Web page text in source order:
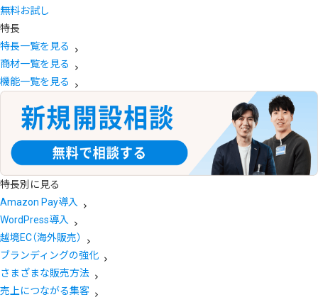
無料お試し
特長
特長一覧を見る
商材一覧を見る
機能一覧を見る
特長別に見る
Amazon Pay導入
WordPress導入
越境EC（海外販売）
ブランディングの強化
さまざまな販売方法
売上につながる集客